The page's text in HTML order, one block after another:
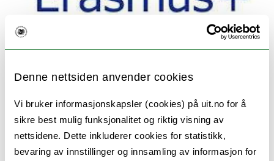
Denne nettsiden anvender cookies
Vi bruker informasjonskapsler (cookies) på uit.no for å
sikre best mulig funksjonalitet og riktig visning av
nettsidene. Dette inkluderer cookies for statistikk,
bevaring av innstillinger og innsamling av informasjon for
Informert og inkluderende teknologibruk i
emosjonelt rammeverk
UiT deltar i EUTEKNE (2025–2028), med et
budsjett på €250.000. Prosjektet ledes av
LUMSA University (IT), og inkluderer University